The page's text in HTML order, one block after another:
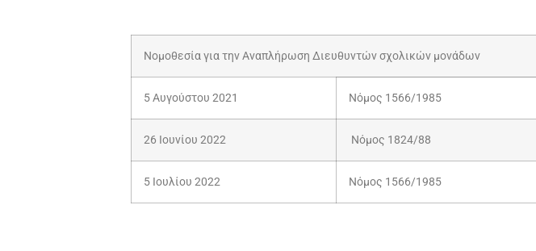
Νομοθεσία για την Αναπλήρωση Διευθυντών σχολικών μονάδων
5 Αυγούστου 2021 Νόμος 1566/1985
26 Ιουνίου 2022 Νόμος 1824/88
5 Ιουλίου 2022 Νόμος 1566/1985